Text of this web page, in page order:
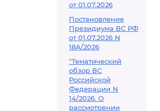
от 01.07.2026
Постановление
Президиума ВС РФ
от 01.07.2026 N
18А/2026
"Тематический
обзор ВС
Российской
Федерации N
14/2026. О
рассмотрении